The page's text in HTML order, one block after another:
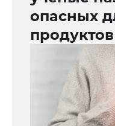
опасных
продуктов